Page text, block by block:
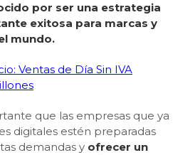
por ser una estrategia
exitosa para marcas y
mundo.
Ventas de Día Sin IVA
que las empresas que ya
digitales estén preparadas
demandas y ofrecer un